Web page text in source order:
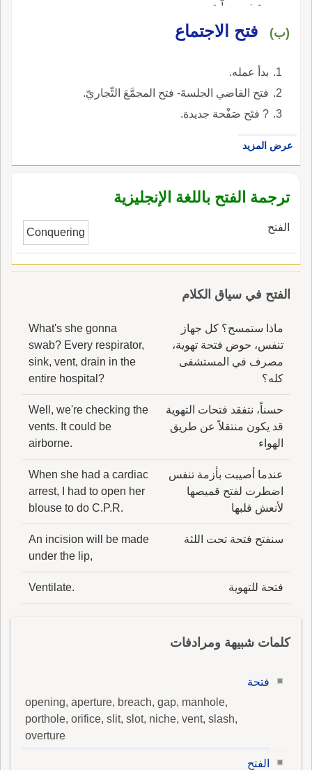
وعشرون آية.
(ب) فتح الاجتماع
بدأ عمله.
فتح القاضي الجلسةَ- فتح المجمَّعَ التِّجاريّ.
? فتَح صَفْحة جديدة.
عرض المزيد
ترجمة الفتح باللغة الإنجليزية
الفتح Conquering
الفتح في سياق الكلام
ماذا ستمسح؟ كل جهاز
تنفس، حوض فتحة تهوية،
مصرف في المستشفى
كله؟
What's she gonna
swab? Every respirator,
sink, vent, drain in the
entire hospital?
حسناً، نتفقد فتحات التهوية
قد يكون منتقلاً عن طريق
الهواء
Well, we're checking the
vents. It could be
airborne.
عندما أصيبت بأزمة تنفس
اضطرت لفتح قميصها
لأنعش قلبها
When she had a cardiac
arrest, I had to open her
blouse to do C.P.R.
سنفتح فتحة تحت اللثة
An incision will be made
under the lip,
فتحة للتهوية Ventilate.
كلمات شبيهة ومرادفات
فتحة
opening, aperture, breach, gap, manhole,
porthole, orifice, slit, slot, niche, vent, slash,
overture
الفتح